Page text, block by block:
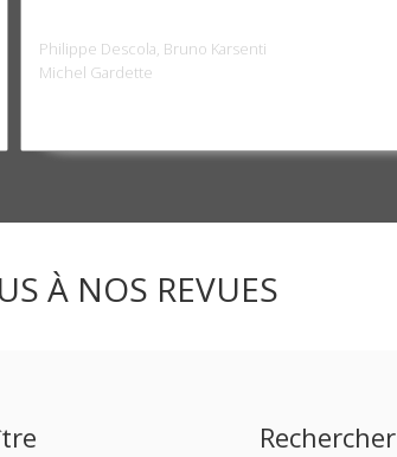
Philippe Descola, Bruno Karsenti
Michel Gardette
À NOS REVUES
Rechercher